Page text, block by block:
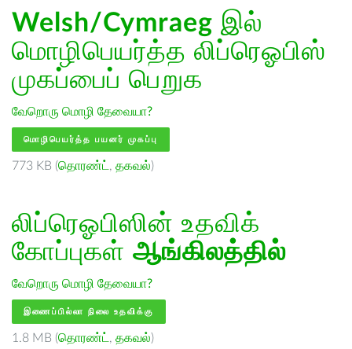
Welsh/Cymraeg இல்
மொழிபெயர்த்த லிப்ரெஓபிஸ்
முகப்பைப் பெறுக
வேறொரு மொழி தேவையா?
மொழிபெயர்த்த பயனர் முகப்பு
773 KB (தொரண்ட் , தகவல்)
லிப்ரெஓபிஸின் உதவிக்
கோப்புகள் ஆங்கிலத்தில்
வேறொரு மொழி தேவையா?
இணைப்பில்லா நிலை உதவிக்கு
1.8 MB (தொரண்ட் , தகவல்)